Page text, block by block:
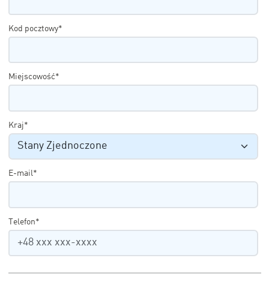
Kod pocztowy*
Miejscowość*
Kraj*
E-mail*
Telefon*